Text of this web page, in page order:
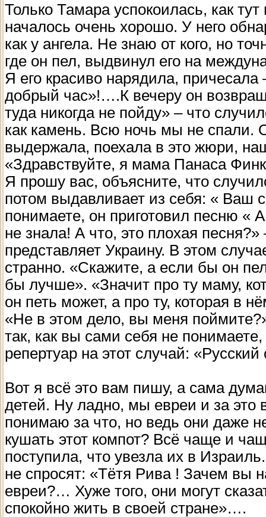
Только Тамара успокоилась, как
началось очень хорошо. У него
как у ангела. Не знаю от кого, но
где он пел, выдвинул его на
Я его красиво нарядила, причесала
добрый час»!….К вечеру он
туда никогда не пойду» – что
как камень. Всю ночь мы не спали.
выдержала, поехала в это жюри,
«Здравствуйте, я мама Панаса
Я прошу вас, объясните, что
потом выдавливает из себя: « Ваш
понимаете, он приготовил песню «
не знала! А что, это плохая
представляет Украину. В этом
странно. «Скажите, а если бы он
бы лучше». «Значит про ту маму,
он петь может, а про ту, которая в
«Не в этом дело, вы меня
так, как вы сами себя не
репертуар на этот случай:
Вот я всё это вам пишу, а сама
детей. Ну ладно, мы евреи и за это
понимаю за что, но ведь они даже
кушать этот компот? Всё чаще и
поступила, что увезла их в
не спросят: «Тётя Рива ! Зачем вы
евреи?… Хуже того, они могут
спокойно жить в своей стране»….